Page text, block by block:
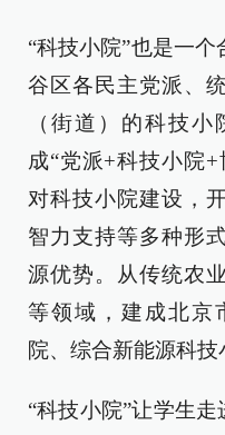
“科技小院”也是一
谷区各民主党派、
（街道）的科技
成“党派+科技小院
对科技小院建设，
智力支持等多种形
源优势。从传统农
等领域，建成北京
院、综合新能源科技
“科技小院”让学生